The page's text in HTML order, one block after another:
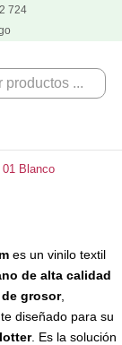
724
Blanco
es un vinilo textil
de alta calidad
grosor,
diseñado para su
. Es la solución